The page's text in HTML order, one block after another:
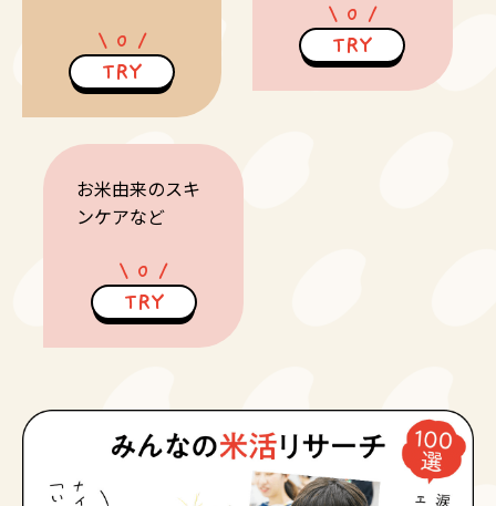
0
TRY
0
TRY
お米由来のスキ
ンケアなど
0
TRY